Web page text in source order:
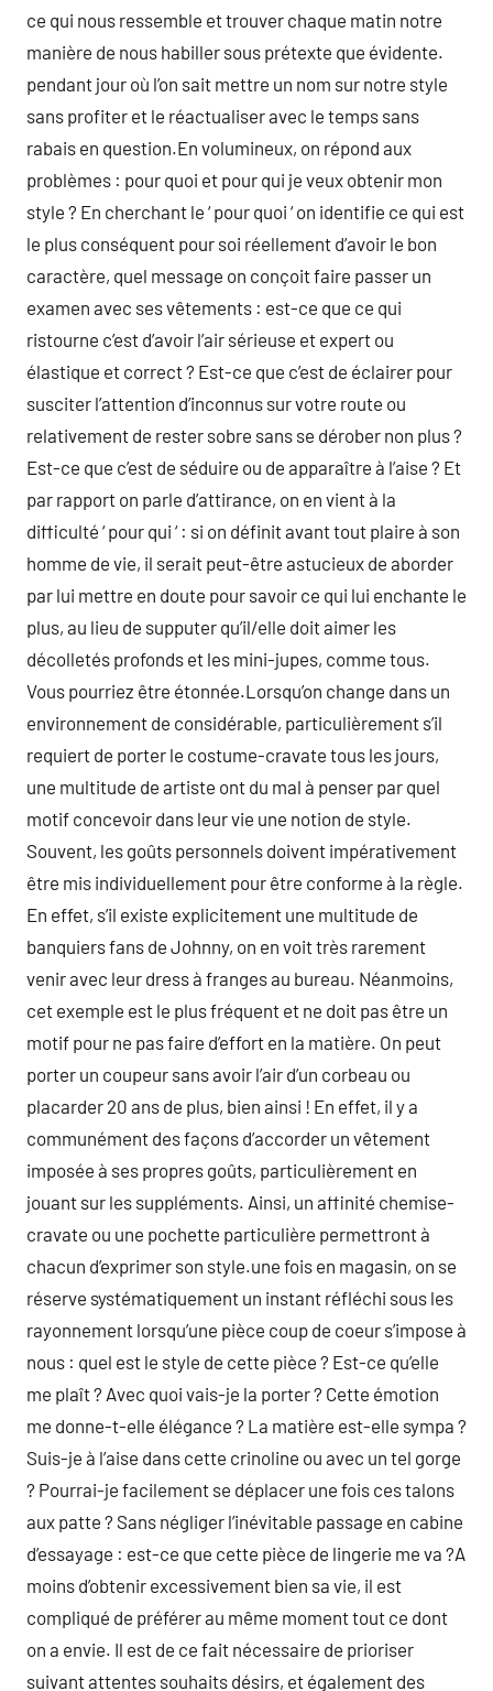
ce qui nous ressemble et trouver chaque matin notre
manière de nous habiller sous prétexte que évidente.
pendant jour où l’on sait mettre un nom sur notre style
sans profiter et le réactualiser avec le temps sans
rabais en question.En volumineux, on répond aux
problèmes : pour quoi et pour qui je veux obtenir mon
style ? En cherchant le ‘ pour quoi ‘ on identifie ce qui est
le plus conséquent pour soi réellement d’avoir le bon
caractère, quel message on conçoit faire passer un
examen avec ses vêtements : est-ce que ce qui
ristourne c’est d’avoir l’air sérieuse et expert ou
élastique et correct ? Est-ce que c’est de éclairer pour
susciter l’attention d’inconnus sur votre route ou
relativement de rester sobre sans se dérober non plus ?
Est-ce que c’est de séduire ou de apparaître à l’aise ? Et
par rapport on parle d’attirance, on en vient à la
difficulté ‘ pour qui ‘ : si on définit avant tout plaire à son
homme de vie, il serait peut-être astucieux de aborder
par lui mettre en doute pour savoir ce qui lui enchante le
plus, au lieu de supputer qu’il/elle doit aimer les
décolletés profonds et les mini-jupes, comme tous.
Vous pourriez être étonnée.Lorsqu’on change dans un
environnement de considérable, particulièrement s’il
requiert de porter le costume-cravate tous les jours,
une multitude de artiste ont du mal à penser par quel
motif concevoir dans leur vie une notion de style.
Souvent, les goûts personnels doivent impérativement
être mis individuellement pour être conforme à la règle.
En effet, s’il existe explicitement une multitude de
banquiers fans de Johnny, on en voit très rarement
venir avec leur dress à franges au bureau. Néanmoins,
cet exemple est le plus fréquent et ne doit pas être un
motif pour ne pas faire d’effort en la matière. On peut
porter un coupeur sans avoir l’air d’un corbeau ou
placarder 20 ans de plus, bien ainsi ! En effet, il y a
communément des façons d’accorder un vêtement
imposée à ses propres goûts, particulièrement en
jouant sur les suppléments. Ainsi, un affinité chemise-
cravate ou une pochette particulière permettront à
chacun d’exprimer son style.une fois en magasin, on se
réserve systématiquement un instant réfléchi sous les
rayonnement lorsqu’une pièce coup de coeur s’impose à
nous : quel est le style de cette pièce ? Est-ce qu’elle
me plaît ? Avec quoi vais-je la porter ? Cette émotion
me donne-t-elle élégance ? La matière est-elle sympa ?
Suis-je à l’aise dans cette crinoline ou avec un tel gorge
? Pourrai-je facilement se déplacer une fois ces talons
aux patte ? Sans négliger l’inévitable passage en cabine
d’essayage : est-ce que cette pièce de lingerie me va ?A
moins d’obtenir excessivement bien sa vie, il est
compliqué de préférer au même moment tout ce dont
on a envie. Il est de ce fait nécessaire de prioriser
suivant attentes souhaits désirs, et également des